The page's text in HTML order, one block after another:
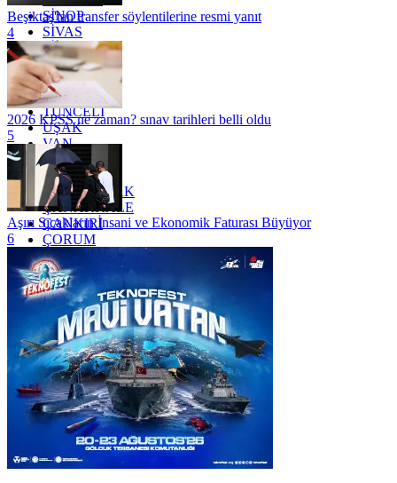
SİNOP
SİVAS
SİİRT
TEKİRDAĞ
TOKAT
TRABZON
TUNCELİ
UŞAK
VAN
YALOVA
YOZGAT
ZONGULDAK
ÇANAKKALE
ÇANKIRI
ÇORUM
İSTANBUL
İZMİR
ŞANLIURFA
ŞIRNAK
Beşiktaş'tan transfer söylentilerine resmi yanıt
4
2026 KPSS ne zaman? sınav tarihleri belli oldu
5
Aşırı Sıcakların İnsani ve Ekonomik Faturası Büyüyor
6